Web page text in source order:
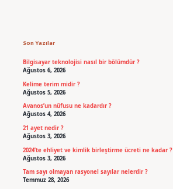
Son Yazılar
Bilgisayar teknolojisi nasıl bir bölümdür ?
Ağustos 6, 2026
Kelime terim midir ?
Ağustos 5, 2026
Avanos’un nüfusu ne kadardır ?
Ağustos 4, 2026
21 ayet nedir ?
Ağustos 3, 2026
2024’te ehliyet ve kimlik birleştirme ücreti ne kadar ?
Ağustos 3, 2026
Tam sayı olmayan rasyonel sayılar nelerdir ?
Temmuz 28, 2026